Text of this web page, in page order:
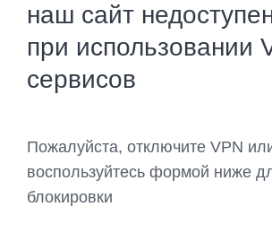
наш сайт
при использовании
сервисов
Пожалуйста, отключите VPN
воспользуйтесь формой ниже
блокировки